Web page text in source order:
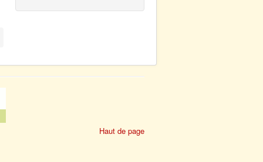
Haut de page